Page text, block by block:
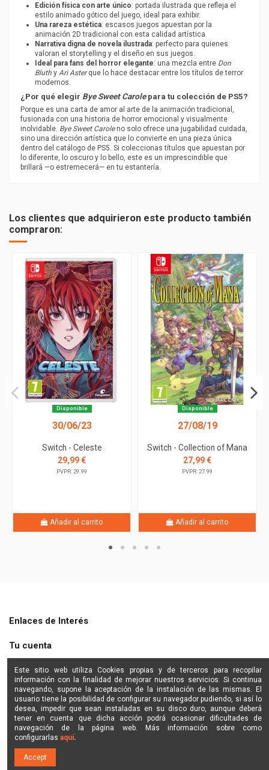
Edición física con arte único: portada ilustrada que refleja el
estilo animado gótico del juego, ideal para exhibir.
Una rareza estética: escasos juegos apuestan por la
animación 2D tradicional con esta calidad artística.
Narrativa digna de novela ilustrada: perfecto para quienes
valoran el storytelling y el diseño en sus juegos.
Ideal para fans del horror elegante: una mezcla entre Don
Bluth y Ari Asterque lo hace destacar entre los títulos de terror
modernos.
¿Por qué elegir Bye Sweet Carolepara tu colección de PS5?
Porque es una carta de amor al arte de la animación tradicional,
fusionada con una historia de horror emocional y visualmente
inolvidable. Bye Sweet Caroleno solo ofrece una jugabilidad cuidada,
sino una dirección artística que lo convierte en una pieza única
dentro del catálogo de PS5. Si coleccionas títulos que apuestan por
lo diferente, lo oscuro y lo bello, este es un imprescindible que
brillará —o estremecerá— en tu estantería.
Los clientes que adquirieron este producto también
compraron:
Disponible
30/06/23
Switch - Celeste
29,99 €
PVPR: 29.99
Añadir al carrito
Disponible
27/08/19
Switch - Collection of Mana
27,99 €
PVPR: 27.99
Añadir al carrito
Enlaces de Interés
Tu cuenta
Shine Star
Contactanos
Este sitio web utiliza Cookies propias y de terceros para recopilar
información con la finalidad de mejorar nuestros servicios. Si continua
navegando, supone la aceptación de la instalación de las mismas. El
usuario tiene la posibilidad de configurar su navegador pudiendo, si así lo
desea, impedir que sean instaladas en su disco duro, aunque deberá
tener en cuenta que dicha acción podrá ocasionar dificultades de
navegación de la página web. Más información sobre como
configurarlas aquí.
Accept